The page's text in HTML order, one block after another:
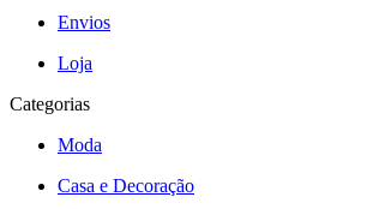
Envios
Loja
Categorias
Moda
Casa e Decoração